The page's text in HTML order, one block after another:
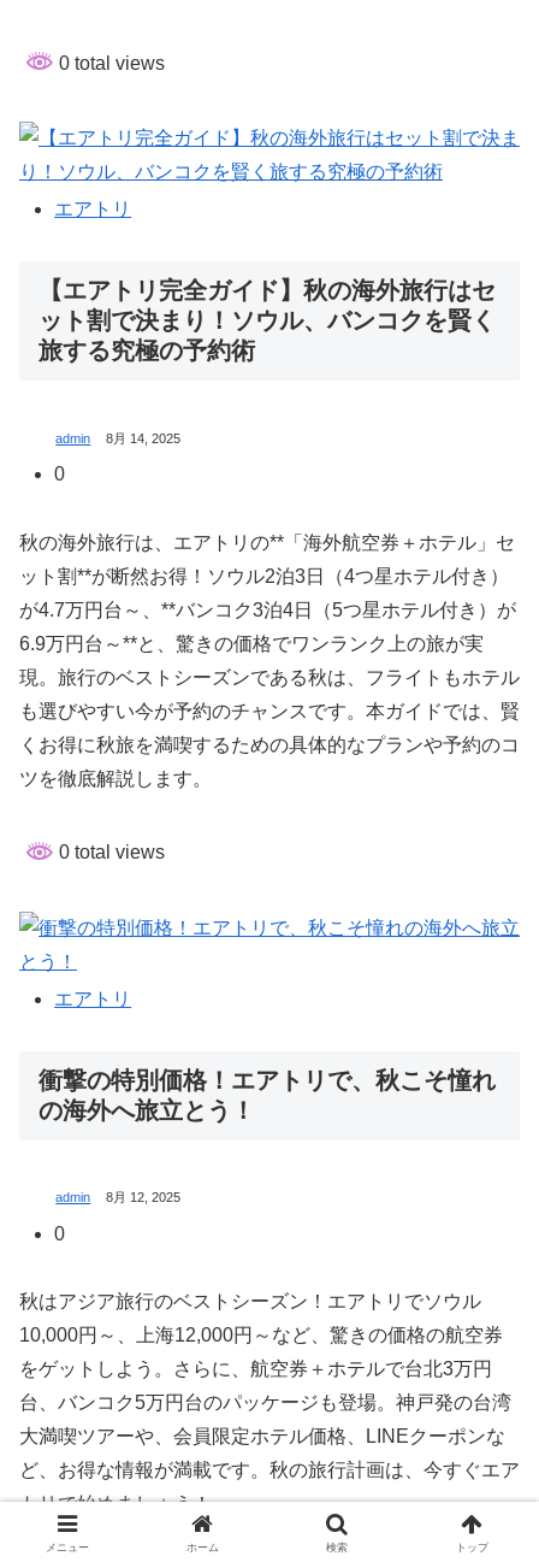
0 total views
エアトリ
【エアトリ完全ガイド】秋の海外旅行はセ
ット割で決まり！ソウル、バンコクを賢く
旅する究極の予約術
admin 8月 14, 2025
0
秋の海外旅行は、エアトリの**「海外航空券＋ホテル」セ
ット割**が断然お得！ソウル2泊3日（4つ星ホテル付き）
が4.7万円台～、**バンコク3泊4日（5つ星ホテル付き）が
6.9万円台～**と、驚きの価格でワンランク上の旅が実
現。旅行のベストシーズンである秋は、フライトもホテル
も選びやすい今が予約のチャンスです。本ガイドでは、賢
くお得に秋旅を満喫するための具体的なプランや予約のコ
ツを徹底解説します。
0 total views
エアトリ
衝撃の特別価格！エアトリで、秋こそ憧れ
の海外へ旅立とう！
admin 8月 12, 2025
0
秋はアジア旅行のベストシーズン！エアトリでソウル
10,000円～、上海12,000円～など、驚きの価格の航空券
をゲットしよう。さらに、航空券＋ホテルで台北3万円
台、バンコク5万円台のパッケージも登場。神戸発の台湾
大満喫ツアーや、会員限定ホテル価格、LINEクーポンな
ど、お得な情報が満載です。秋の旅行計画は、今すぐエア
トリで始めましょう！
メニュー ホーム 検索 トップ